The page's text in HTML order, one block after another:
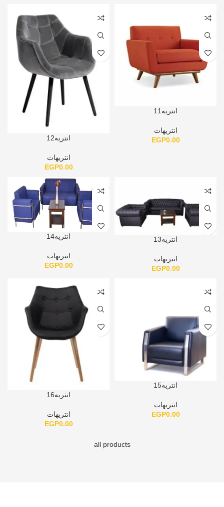
انتريه11
انتريهات
EGP0.00 انتريه12
انتريهات
EGP0.00
انتريه13
انتريهات
EGP0.00
انتريه14
انتريهات
EGP0.00
انتريه15
انتريهات
EGP0.00
انتريه16
انتريهات
EGP0.00
all products